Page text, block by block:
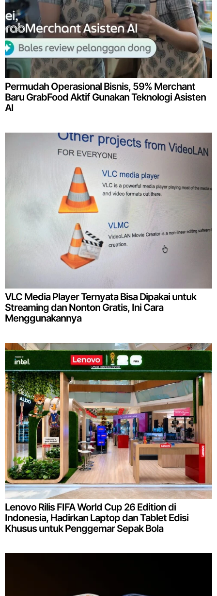
Permudah Operasional Bisnis, 59% Merchant
Baru GrabFood Aktif Gunakan Teknologi Asisten
AI
VLC Media Player Ternyata Bisa Dipakai untuk
Streaming dan Nonton Gratis, Ini Cara
Menggunakannya
Lenovo Rilis FIFA World Cup 26 Edition di
Indonesia, Hadirkan Laptop dan Tablet Edisi
Khusus untuk Penggemar Sepak Bola